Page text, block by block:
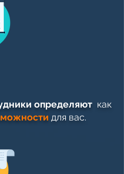
определяют как
для вас.